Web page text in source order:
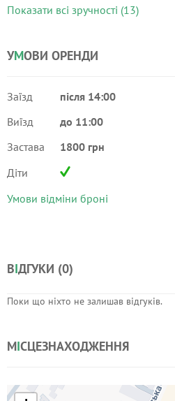
Показати всі зручності (13)
УМОВИ ОРЕНДИ
Заїзд
після 14:00
Виїзд
до 11:00
Застава
1800 грн
Діти
Умови відміни броні
ВІДГУКИ (0)
Поки що ніхто не залишав відгуків.
МІСЦЕЗНАХОДЖЕННЯ